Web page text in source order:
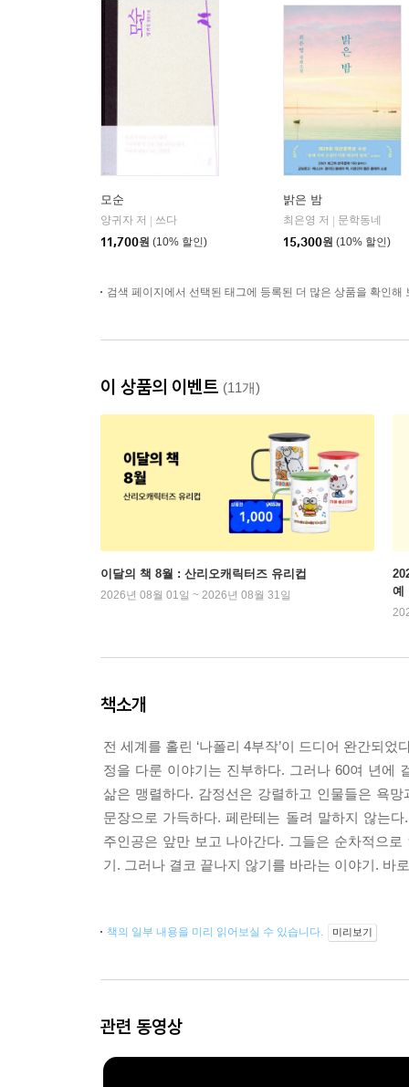
모순
양귀자 저
쓰다
11,700원 (10% 할인)
밝은 밤
최은영 저
문학동네
15,300원 (10% 할인)
검색 페이지에서 선택된 태그에 등록된 더 많은 상품을 확인해
이 상품의 이벤트 (11개)
이달의 책 8월 : 산리오캐릭터즈 유리컵
2026년 08월 01일 ~ 2026년 08월 31일
예
책소개
전 세계를 홀린 ‘나폴리 4부작’이 드디어 완간되
정을 다룬 이야기는 진부하다. 그러나 60여 년에
삶은 맹렬하다. 감정선은 강렬하고 인물들은 욕
문장으로 가득하다. 페란테는 돌려 말하지 않는
주인공은 앞만 보고 나아간다. 그들은 순차적으
기. 그러나 결코 끝나지 않기를 바라는 이야기. 바로
책의 일부 내용을 미리 읽어보실 수 있습니다. 미리보기
관련 동영상